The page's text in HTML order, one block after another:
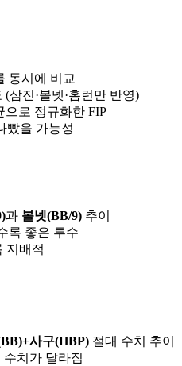
동시에 비교
삼진·볼넷·홈런만 반영)
으로 정규화한 FIP
빴을 가능성
과 볼넷(BB/9) 추이
록 좋은 투수
지배적
사구(HBP) 절대 수치 추이
치가 달라짐